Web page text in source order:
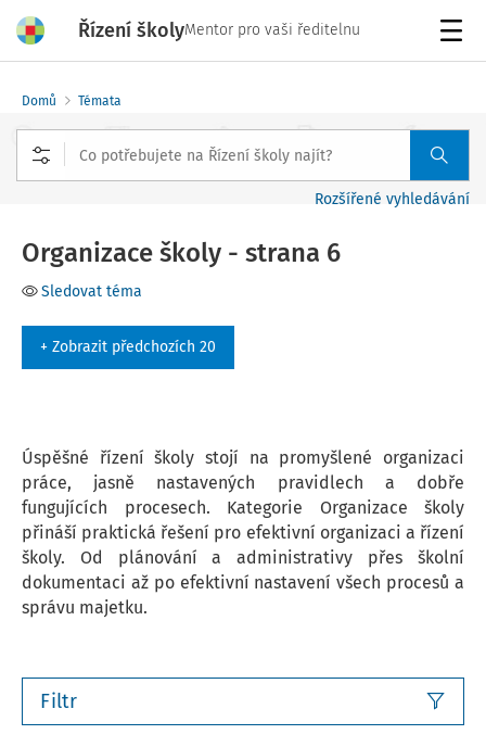
Řízení školyMentor pro vaši ředitelnu
Domů Témata
Rozšířené vyhledávání
Organizace školy - strana 6
Sledovat téma
+ Zobrazit předchozích 20
Úspěšné řízení školy stojí na promyšlené organizaci
práce, jasně nastavených pravidlech a dobře
fungujících procesech. Kategorie Organizace školy
přináší praktická řešení pro efektivní organizaci a řízení
školy. Od plánování a administrativy přes školní
dokumentaci až po efektivní nastavení všech procesů a
správu majetku.
Filtr